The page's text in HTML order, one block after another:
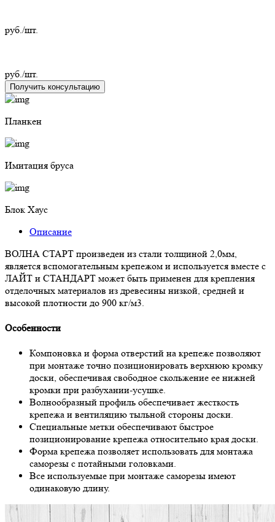
руб./шт.
руб./шт.
Получить консультацию
Планкен
Имитация бруса
Блок Хаус
Описание
ВОЛНА СТАРТ произведен из стали толщиной 2,0мм,
является вспомогательным крепежом и используется вместе с
ЛАЙТ и СТАНДАРТ может быть применен для крепления
отделочных материалов из древесины низкой, средней и
высокой плотности до 900 кг/м3.
Особенности
Компоновка и форма отверстий на крепеже позволяют
при монтаже точно позиционировать верхнюю кромку
доски, обеспечивая свободное скольжение ее нижней
кромки при разбухании-усушке.
Волнообразный профиль обеспечивает жесткость
крепежа и вентиляцию тыльной стороны доски.
Специальные метки обеспечивают быстрое
позиционирование крепежа относительно края доски.
Форма крепежа позволяет использовать для монтажа
саморезы с потайными головками.
Все используемые при монтаже саморезы имеют
одинаковую длину.